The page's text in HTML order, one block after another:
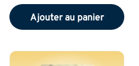
Ajouter au panier